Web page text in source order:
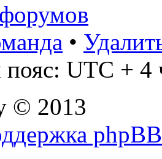
•
UTC + 4
© 2013
phpBB